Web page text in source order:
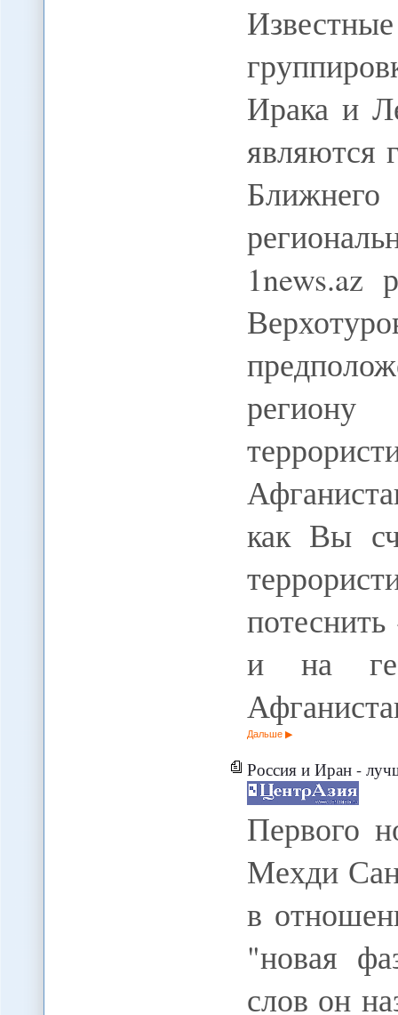
Ирака и
являются
1news.az
как Вы
и на
Дальше
Россия и Иран -
Первого
Мехди
в
"новая
слов он